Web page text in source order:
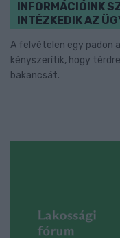
INFORMÁCIÓINK
INTÉZKEDIK AZ
A felvételen egy padon
kényszerítik, hogy
bakancsát.